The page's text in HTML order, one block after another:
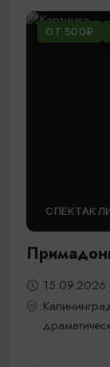
ОТ 500₽
15.09.2026